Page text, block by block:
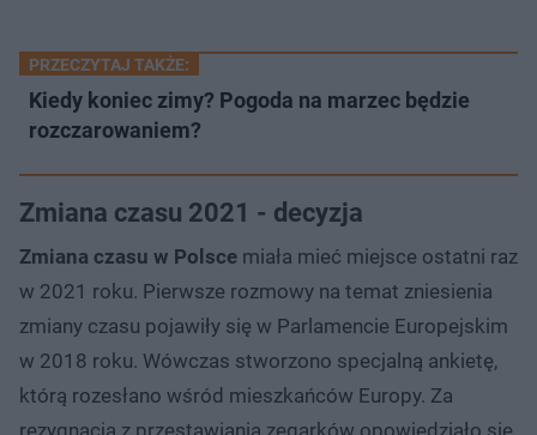
PRZECZYTAJ TAKŻE:
Kiedy koniec zimy? Pogoda na marzec będzie
rozczarowaniem?
Zmiana czasu 2021 - decyzja
Zmiana czasu w Polsce miała mieć miejsce ostatni raz
w 2021 roku. Pierwsze rozmowy na temat zniesienia
zmiany czasu pojawiły się w Parlamencie Europejskim
w 2018 roku. Wówczas stworzono specjalną ankietę,
którą rozesłano wśród mieszkańców Europy. Za
rezygnacją z przestawiania zegarków opowiedziało się